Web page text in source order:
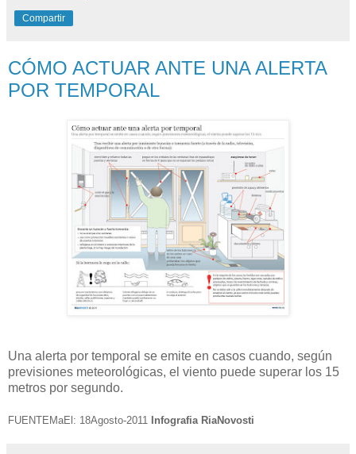
Compartir
CÓMO ACTUAR ANTE UNA ALERTA
POR TEMPORAL
Una alerta por temporal se emite en casos cuando, según
previsiones meteorológicas, el viento puede superar los 15
metros por segundo.
FUENTEMaEl: 18Agosto-2011 Infografia RiaNovosti